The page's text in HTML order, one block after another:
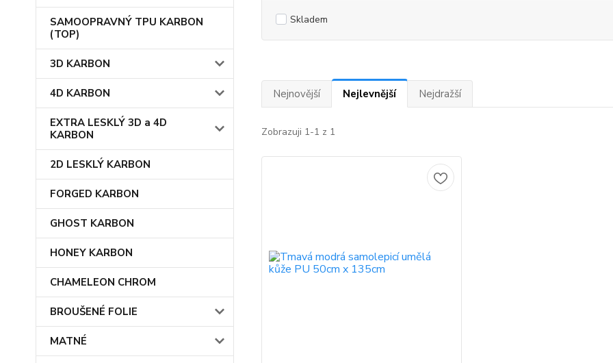
SAMOOPRAVNÝ TPU KARBON
(TOP)
3D KARBON
4D KARBON
EXTRA LESKLÝ 3D a 4D
KARBON
2D LESKLÝ KARBON
FORGED KARBON
GHOST KARBON
HONEY KARBON
CHAMELEON CHROM
BROUŠENÉ FOLIE
MATNÉ
Skladem
Nejnovější Nejlevnější Nejdražší
Zobrazuji 1-1 z 1